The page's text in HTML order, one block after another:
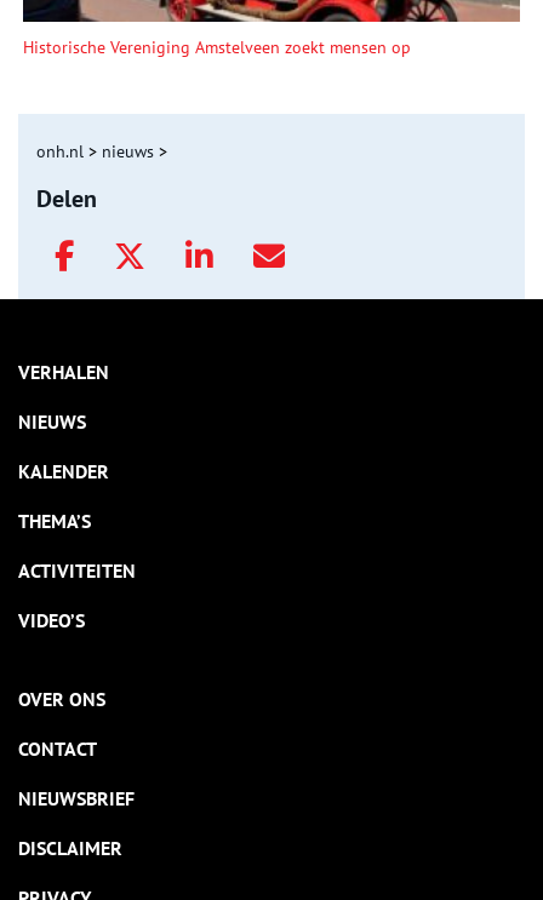
Historische Vereniging Amstelveen zoekt mensen op
onh.nl > nieuws >
Delen
VERHALEN
NIEUWS
KALENDER
THEMA’S
ACTIVITEITEN
VIDEO’S
OVER ONS
CONTACT
NIEUWSBRIEF
DISCLAIMER